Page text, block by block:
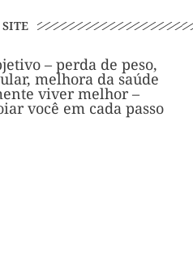
SITE
– perda de peso,
melhora da saúde
viver melhor –
você em cada passo